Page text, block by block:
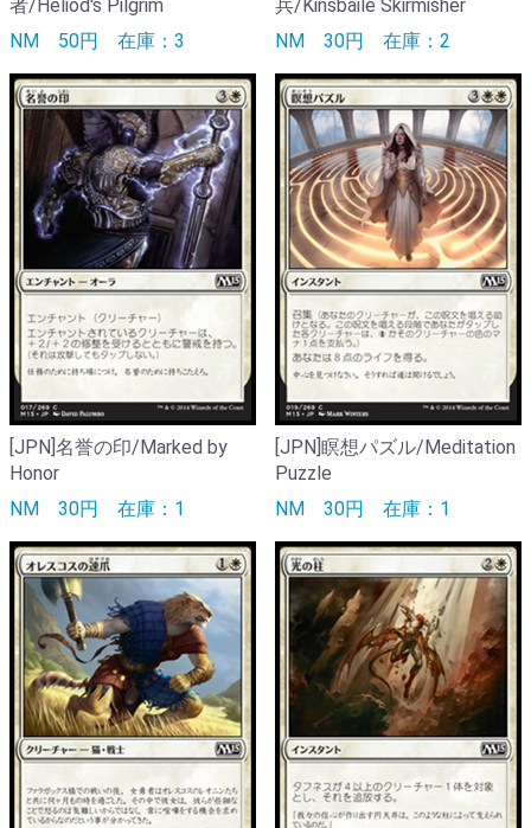
者/Heliod's Pilgrim
NM 50円 在庫：3
兵/Kinsbaile Skirmisher
NM 30円 在庫：2
[JPN]名誉の印/Marked by
Honor
NM 30円 在庫：1
[JPN]瞑想パズル/Meditation
Puzzle
NM 30円 在庫：1